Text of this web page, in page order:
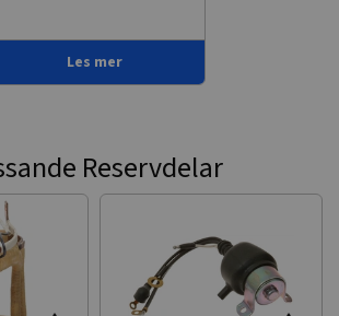
Les mer
Reservdelar